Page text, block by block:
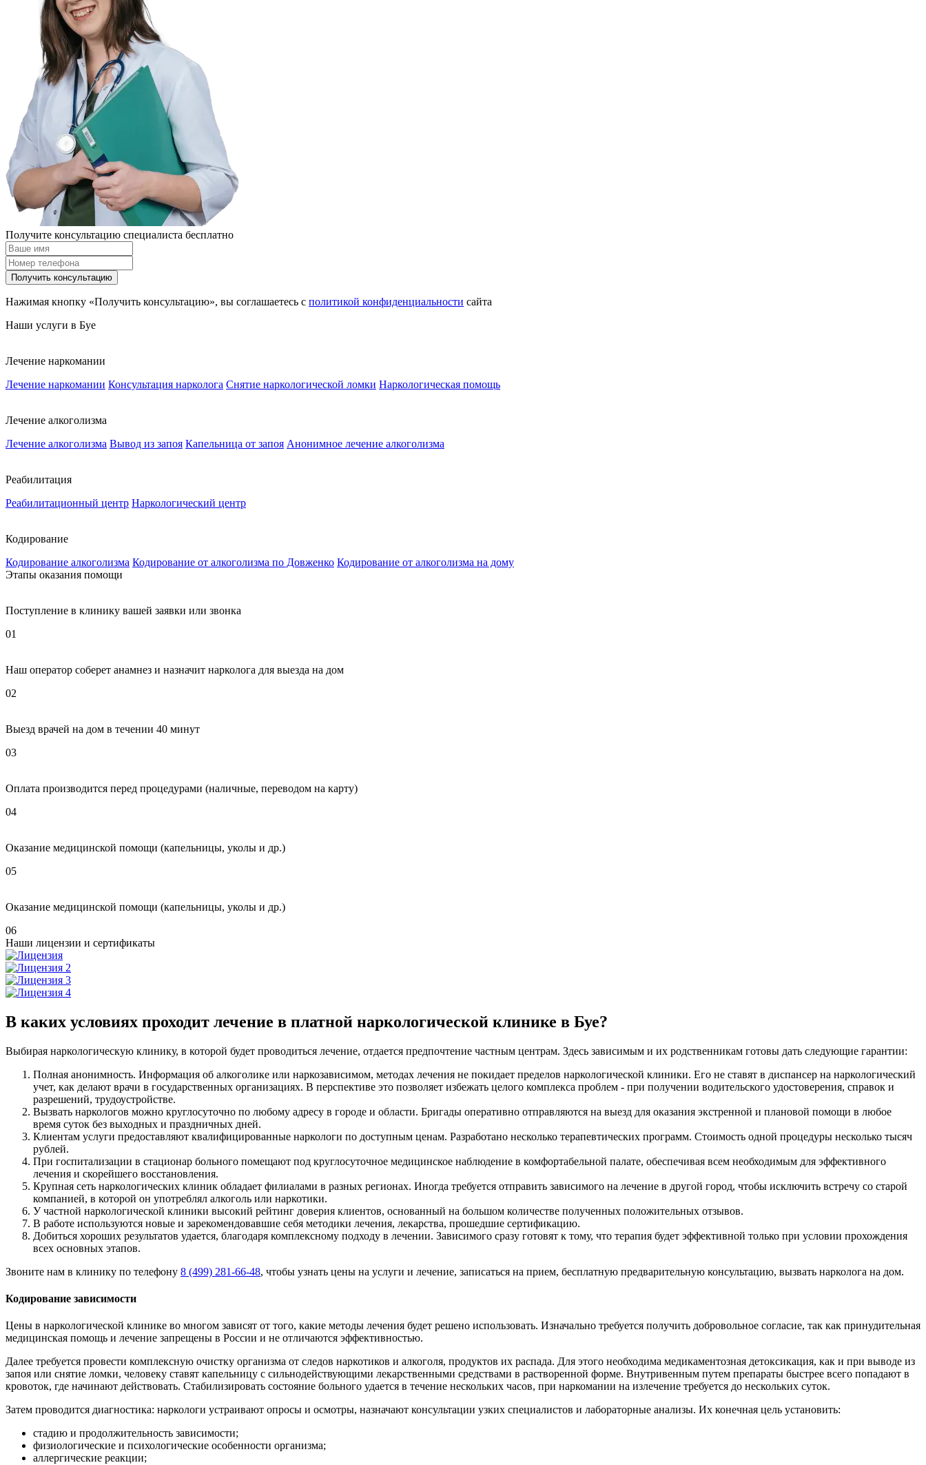
Получите консультацию специалиста бесплатно
Получить консультацию
Нажимая кнопку «Получить консультацию», вы соглашаетесь с политикой конфиденциальности сайта
Наши услуги в Буе
Лечение наркомании
Лечение наркомании Консультация нарколога Снятие наркологической ломки Наркологическая помощь
Лечение алкоголизма
Лечение алкоголизма Вывод из запоя Капельница от запоя Анонимное лечение алкоголизма
Реабилитация
Реабилитационный центр Наркологический центр
Кодирование
Кодирование алкоголизма Кодирование от алкоголизма по Довженко Кодирование от алкоголизма на дому
Этапы оказания помощи
Поступление в клинику вашей заявки или звонка
01
Наш оператор соберет анамнез и назначит нарколога для выезда на дом
02
Выезд врачей на дом в течении 40 минут
03
Оплата производится перед процедурами (наличные, переводом на карту)
04
Оказание медицинской помощи (капельницы, уколы и др.)
05
Оказание медицинской помощи (капельницы, уколы и др.)
06
Наши лицензии и сертификаты
В каких условиях проходит лечение в платной наркологической клинике в Буе?
Выбирая наркологическую клинику, в которой будет проводиться лечение, отдается предпочтение частным центрам. Здесь зависимым и их родственникам готовы дать следующие гарантии:
Полная анонимность. Информация об алкоголике или наркозависимом, методах лечения не покидает пределов наркологической клиники. Его не ставят в диспансер на наркологический
учет, как делают врачи в государственных организациях. В перспективе это позволяет избежать целого комплекса проблем - при получении водительского удостоверения, справок и
разрешений, трудоустройстве.
Вызвать наркологов можно круглосуточно по любому адресу в городе и области. Бригады оперативно отправляются на выезд для оказания экстренной и плановой помощи в любое
время суток без выходных и праздничных дней.
Клиентам услуги предоставляют квалифицированные наркологи по доступным ценам. Разработано несколько терапевтических программ. Стоимость одной процедуры несколько тысяч
рублей.
При госпитализации в стационар больного помещают под круглосуточное медицинское наблюдение в комфортабельной палате, обеспечивая всем необходимым для эффективного
лечения и скорейшего восстановления.
Крупная сеть наркологических клиник обладает филиалами в разных регионах. Иногда требуется отправить зависимого на лечение в другой город, чтобы исключить встречу со старой
компанией, в которой он употреблял алкоголь или наркотики.
У частной наркологической клиники высокий рейтинг доверия клиентов, основанный на большом количестве полученных положительных отзывов.
В работе используются новые и зарекомендовавшие себя методики лечения, лекарства, прошедшие сертификацию.
Добиться хороших результатов удается, благодаря комплексному подходу в лечении. Зависимого сразу готовят к тому, что терапия будет эффективной только при условии прохождения
всех основных этапов.
Звоните нам в клинику по телефону 8 (499) 281-66-48, чтобы узнать цены на услуги и лечение, записаться на прием, бесплатную предварительную консультацию, вызвать нарколога на дом.
Кодирование зависимости
Цены в наркологической клинике во многом зависят от того, какие методы лечения будет решено использовать. Изначально требуется получить добровольное согласие, так как принудительная
медицинская помощь и лечение запрещены в России и не отличаются эффективностью.
Далее требуется провести комплексную очистку организма от следов наркотиков и алкоголя, продуктов их распада. Для этого необходима медикаментозная детоксикация, как и при выводе из
запоя или снятие ломки, человеку ставят капельницу с сильнодействующими лекарственными средствами в растворенной форме. Внутривенным путем препараты быстрее всего попадают в
кровоток, где начинают действовать. Стабилизировать состояние больного удается в течение нескольких часов, при наркомании на излечение требуется до нескольких суток.
Затем проводится диагностика: наркологи устраивают опросы и осмотры, назначают консультации узких специалистов и лабораторные анализы. Их конечная цель установить:
стадию и продолжительность зависимости;
физиологические и психологические особенности организма;
аллергические реакции;